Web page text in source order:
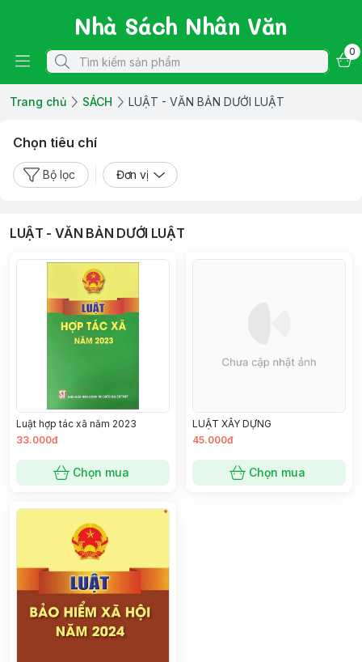
Nhà Sách Nhân Văn
0
Trang chủ SÁCH LUẬT - VĂN BẢN DƯỚI LUẬT
Chọn tiêu chí
Bộ lọc Đơn vị
LUẬT - VĂN BẢN DƯỚI LUẬT
Luật hợp tác xã năm 2023
33.000đ
Chọn mua
LUẬT XÂY DỰNG
45.000đ
Chọn mua